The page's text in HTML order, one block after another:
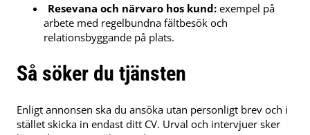
Resevana och närvaro hos kund: exempel på
arbete med regelbundna fältbesök och
relationsbyggande på plats.
Så söker du tjänsten
Enligt annonsen ska du ansöka utan personligt brev och i
stället skicka in endast ditt CV. Urval och intervjuer sker